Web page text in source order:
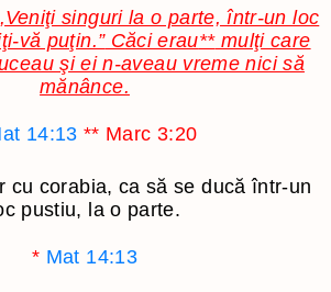
singuri la o parte, într-un loc
vă puţin.”Căci erau**mulţi care
şi ei n-aveau vreme nici să
mănânce.
14:13 ** Marc 3:20
cu corabia, ca să se ducă într-un
pustiu, la o parte.
* Mat 14:13